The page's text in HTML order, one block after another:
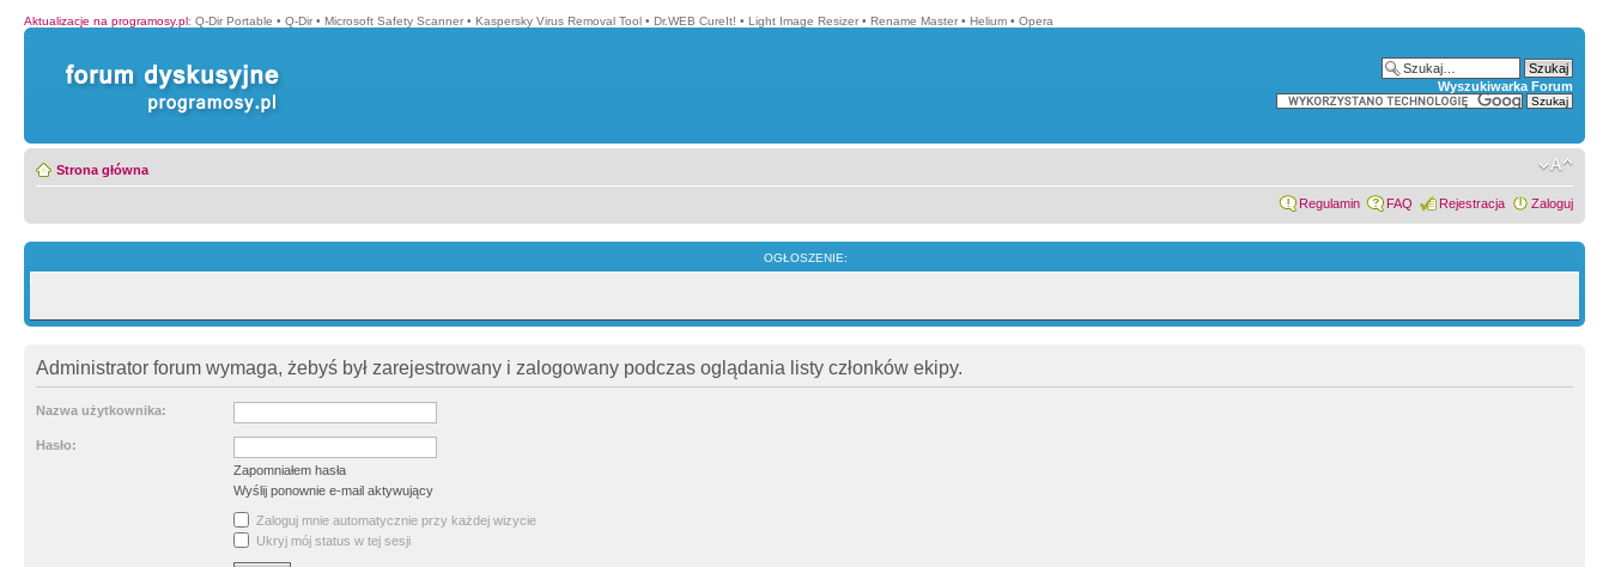
Aktualizacje na programosy.pl: Q-Dir Portable • Q-Dir • Microsoft Safety Scanner • Kaspersky Virus Removal Tool • Dr.WEB CureIt! • Light Image Resizer • Rename Master • Helium • Opera
Wyszukiwarka Forum
Strona główna
Regulamin FAQ Rejestracja Zaloguj
OGŁOSZENIE:
Administrator forum wymaga, żebyś był zarejestrowany i zalogowany podczas oglądania listy członków ekipy.
Nazwa użytkownika:
Hasło:
Zapomniałem hasła
Wyślij ponownie e-mail aktywujący
Zaloguj mnie automatycznie przy każdej wizycie
Ukryj mój status w tej sesji